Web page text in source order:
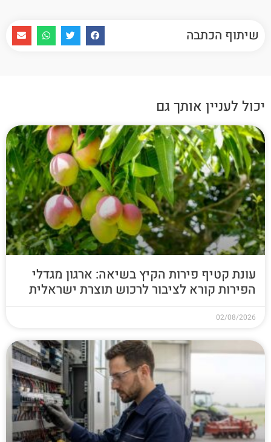
שיתוף הכתבה
יכול לעניין אותך גם
עונת קטיף פירות הקיץ בשיאה: ארגון מגדלי
הפירות קורא לציבור לרכוש תוצרת ישראלית
02/08/2026